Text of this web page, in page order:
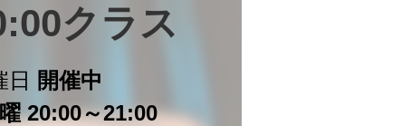
クラス
日
開催中
20:00～21:00